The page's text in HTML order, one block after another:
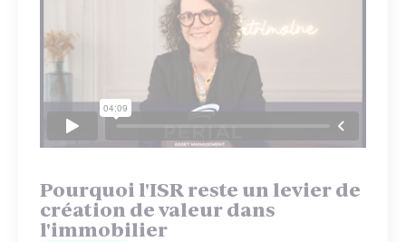
Pourquoi l'ISR reste un levier de
création de valeur dans
l'immobilier